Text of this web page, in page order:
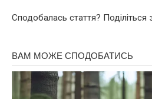
Сподобалась стаття?